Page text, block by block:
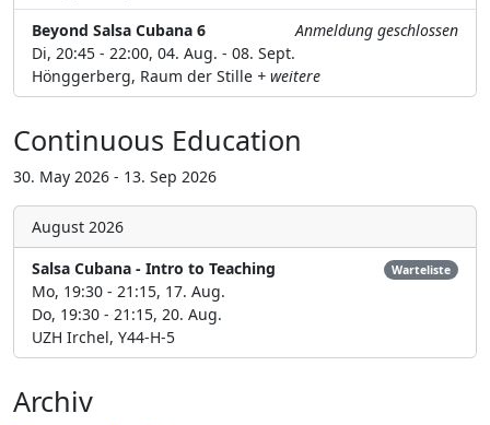
Beyond Salsa Cubana 6
Anmeldung geschlossen
Di, 20:45 - 22:00, 04. Aug. - 08. Sept.
Hönggerberg, Raum der Stille + weitere
Continuous Education
30. May 2026 - 13. Sep 2026
August 2026
Salsa Cubana - Intro to Teaching
Warteliste
Mo, 19:30 - 21:15, 17. Aug.
Do, 19:30 - 21:15, 20. Aug.
UZH Irchel, Y44-H-5
Archiv